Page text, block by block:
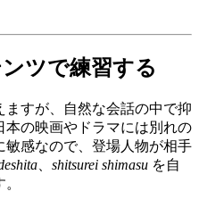
ツで練習する
すが、自然な会話の中で抑
の映画やドラマには別れの
感なので、登場人物が相手
shitsurei shimasu を自